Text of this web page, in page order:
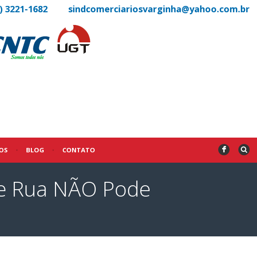
3221-1682 sindcomerciariosvarginha@yahoo.com.br
• BLOG • CONTATO F
NÃO Pode